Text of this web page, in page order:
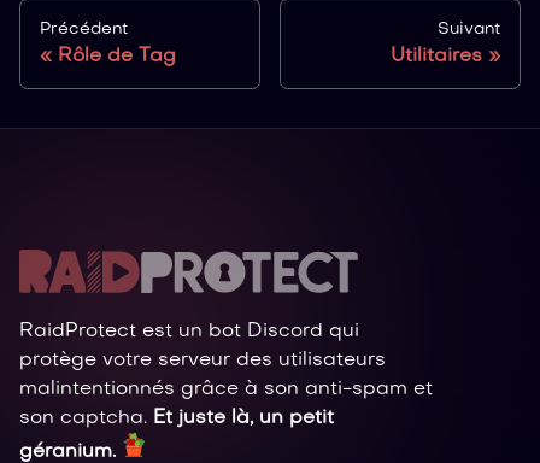
Précédent
Rôle de Tag
Suivant
Utilitaires
RaidProtect est un bot Discord qui
protège votre serveur des utilisateurs
malintentionnés grâce à son anti-spam et
son captcha. Et juste là, un petit
géranium.